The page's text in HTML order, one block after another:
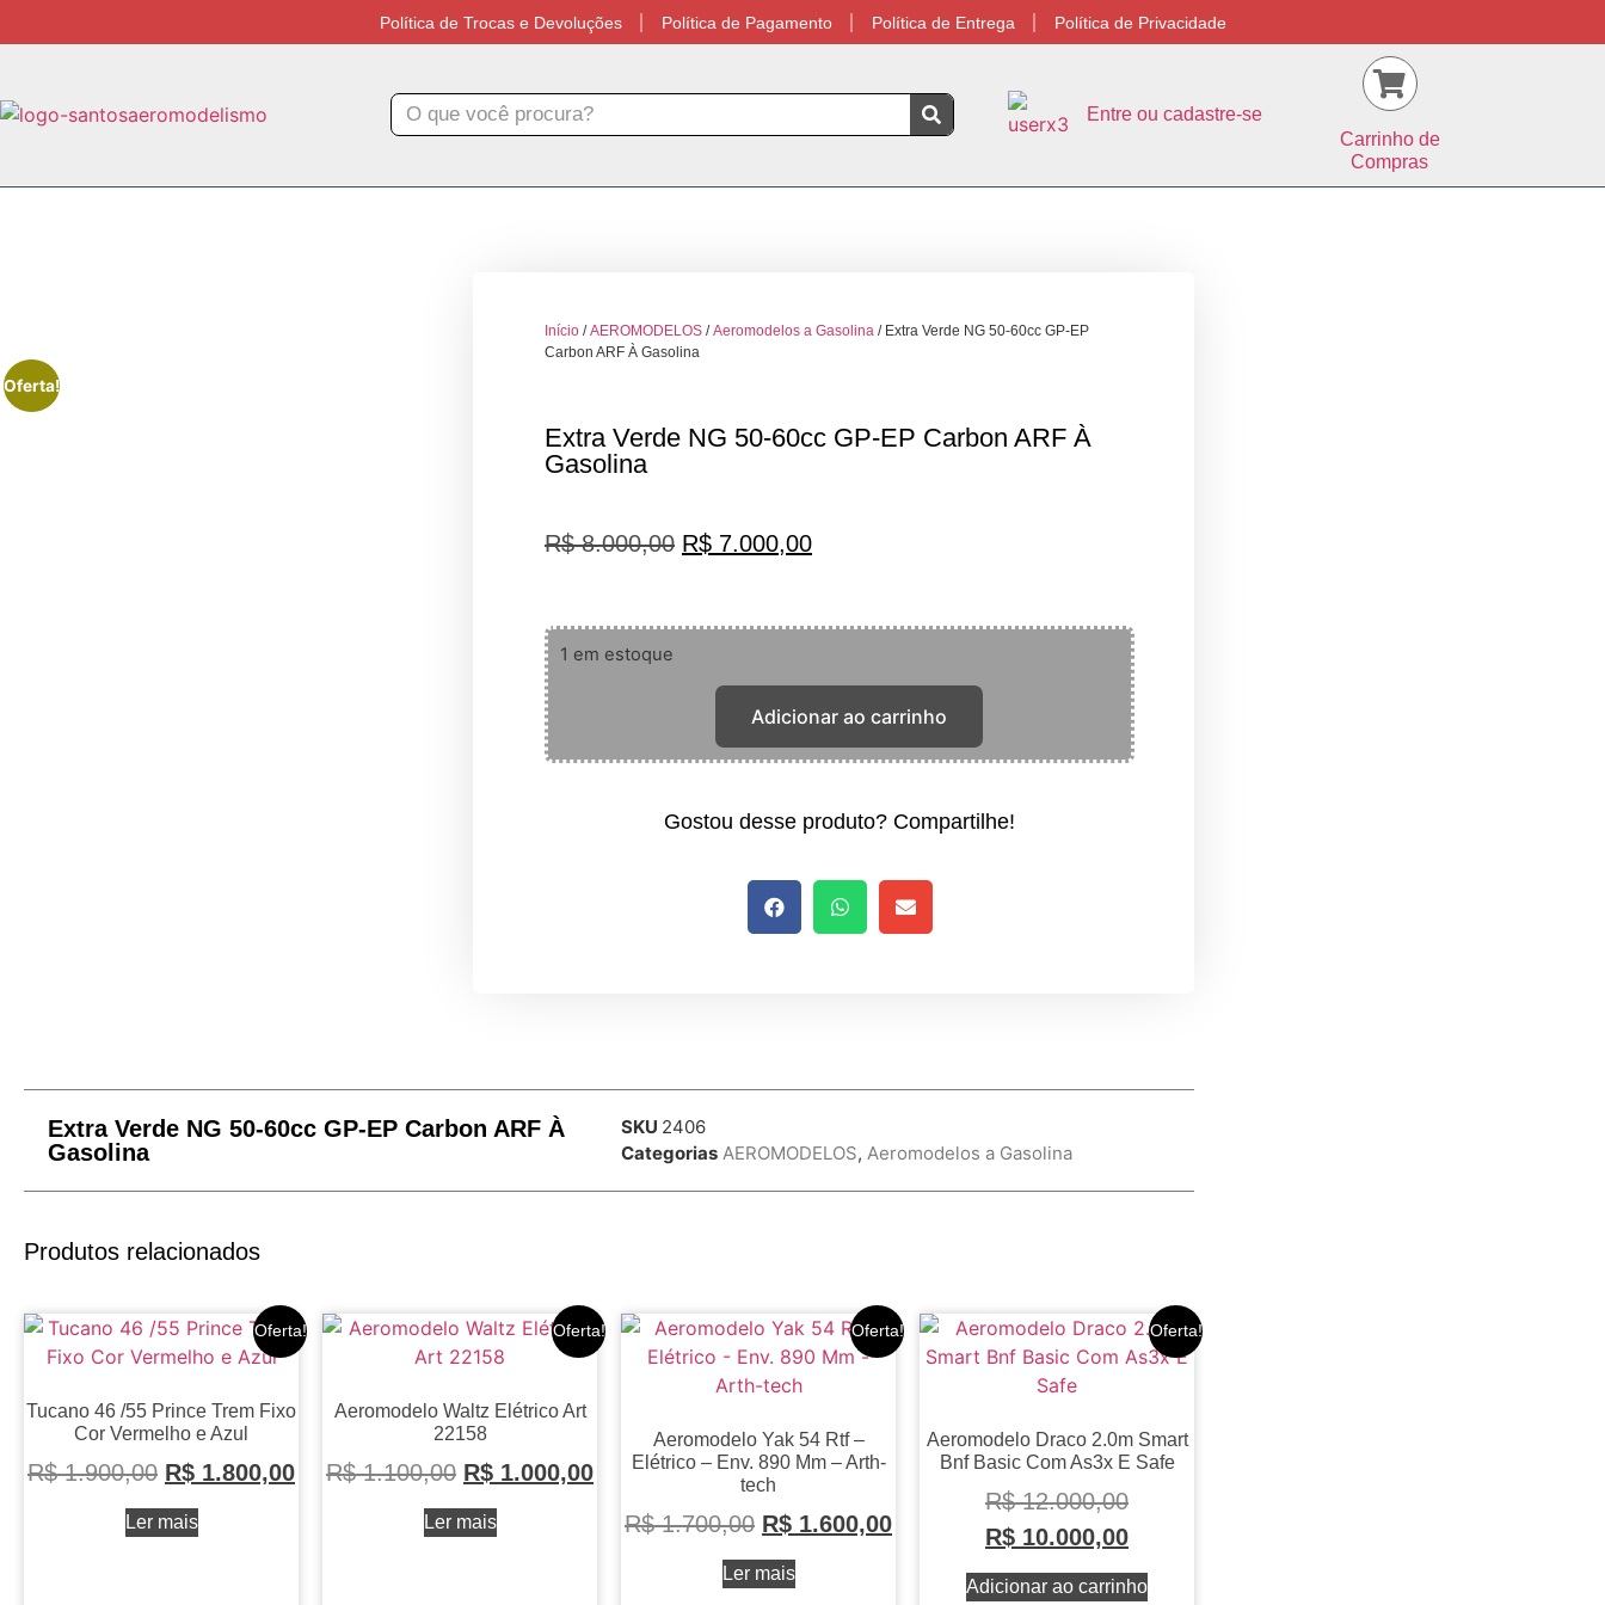
Política de Trocas e Devoluções Política de Pagamento Política de Entrega Política de Privacidade
Entre ou cadastre-se
Carrinho de
Compras
Oferta!
Início /AEROMODELOS /Aeromodelos a Gasolina / Extra Verde NG 50-60cc GP-EP
Carbon ARF À Gasolina
Extra Verde NG 50-60cc GP-EP Carbon ARF À
Gasolina
R$8.000,00 R$ 7.000,00
1 em estoque
Adicionar ao carrinho
Gostou desse produto? Compartilhe!
Extra Verde NG 50-60cc GP-EP Carbon ARF À
Gasolina
SKU 2406
Categorias AEROMODELOS, Aeromodelos a Gasolina
Produtos relacionados
Oferta!
Tucano 46 /55 Prince Trem Fixo
Cor Vermelho e Azul
R$1.900,00 R$ 1.800,00
Ler mais
Oferta!
Aeromodelo Waltz Elétrico Art
22158
R$1.100,00 R$ 1.000,00
Ler mais
Oferta!
Aeromodelo Yak 54 Rtf –
Elétrico – Env. 890 Mm – Arth-
tech
R$1.700,00 R$ 1.600,00
Ler mais
Oferta!
Aeromodelo Draco 2.0m Smart
Bnf Basic Com As3x E Safe
R$12.000,00
R$ 10.000,00
Adicionar ao carrinho